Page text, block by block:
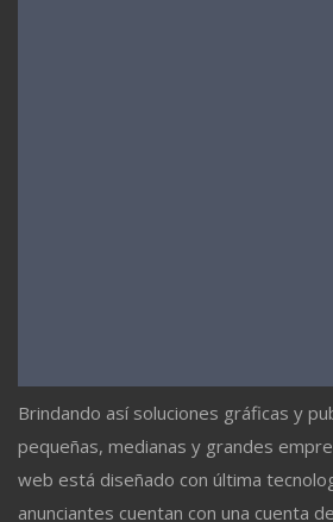
Brindando así soluciones gráficas y
pequeñas, medianas y grandes
web está diseñado con última
anunciantes cuentan con una cuenta